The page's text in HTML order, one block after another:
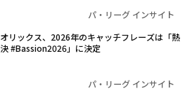
パ・リーグ インサイト
オリックス、2026年のキャッチフレーズは「熱
決 #Bassion2026」に決定
パ・リーグ インサイト